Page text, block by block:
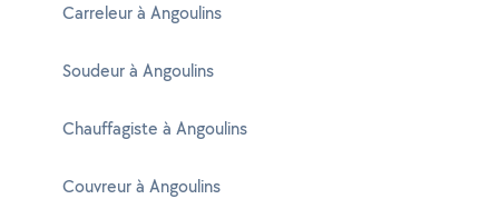
Carreleur à Angoulins
Soudeur à Angoulins
Chauffagiste à Angoulins
Couvreur à Angoulins